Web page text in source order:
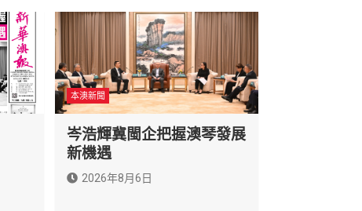
本澳新聞
岑浩輝冀閩企把握澳琴發展
新機遇
2026年8月6日